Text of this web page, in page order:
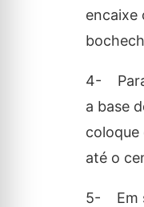
encaixe
4- Para
a base
coloque
até o
5- Em